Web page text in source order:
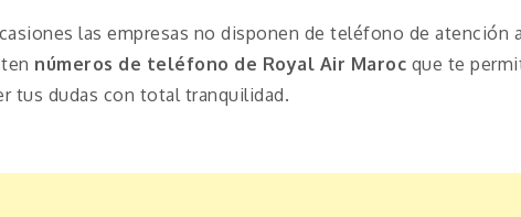
las empresas no disponen de teléfono de atención
números de teléfono de Royal Air Maroc que te
tus dudas con total tranquilidad.